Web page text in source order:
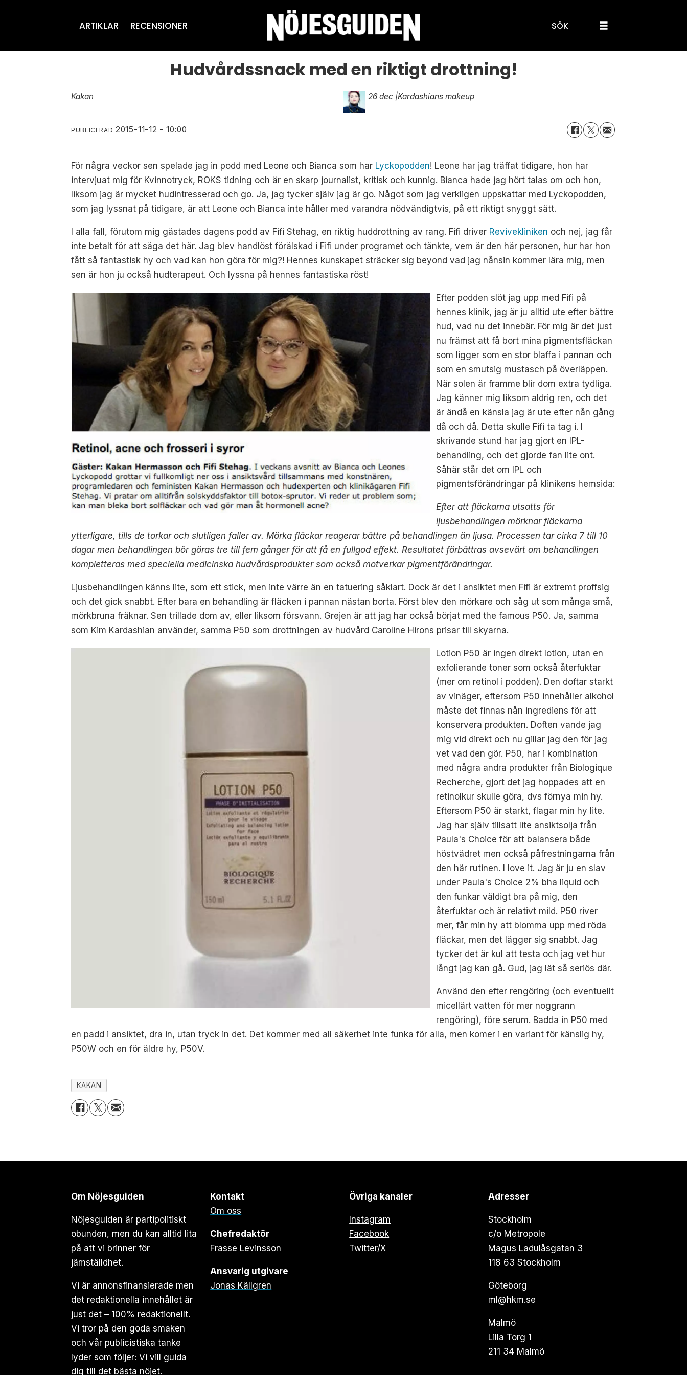
ARTIKLAR RECENSIONER SÖK
Hudvårdssnack med en riktigt drottning!
Kakan 26 dec |Kardashians makeup
PUBLICERAD 2015-11-12 - 10:00
För några veckor sen spelade jag in podd med Leone och Bianca som har Lyckopodden! Leone har jag träffat tidigare, hon har
intervjuat mig för Kvinnotryck, ROKS tidning och är en skarp journalist, kritisk och kunnig. Bianca hade jag hört talas om och hon,
liksom jag är mycket hudintresserad och go. Ja, jag tycker själv jag är go. Något som jag verkligen uppskattar med Lyckopodden,
som jag lyssnat på tidigare, är att Leone och Bianca inte håller med varandra nödvändigtvis, på ett riktigt snyggt sätt.
I alla fall, förutom mig gästades dagens podd av Fifi Stehag, en riktig huddrottning av rang. Fifi driver Revivekliniken och nej, jag får
inte betalt för att säga det här. Jag blev handlöst förälskad i Fifi under programet och tänkte, vem är den här personen, hur har hon
fått så fantastisk hy och vad kan hon göra för mig?! Hennes kunskapet sträcker sig beyond vad jag nånsin kommer lära mig, men
sen är hon ju också hudterapeut. Och lyssna på hennes fantastiska röst!
Efter podden slöt jag upp med Fifi på
hennes klinik, jag är ju alltid ute efter bättre
hud, vad nu det innebär. För mig är det just
nu främst att få bort mina pigmentsfläckan
som ligger som en stor blaffa i pannan och
som en smutsig mustasch på överläppen.
När solen är framme blir dom extra tydliga.
Jag känner mig liksom aldrig ren, och det
är ändå en känsla jag är ute efter nån gång
då och då. Detta skulle Fifi ta tag i. I
skrivande stund har jag gjort en IPL-
behandling, och det gjorde fan lite ont.
Såhär står det om IPL och
pigmentsförändringar på klinikens hemsida:
Efter att fläckarna utsatts för
ljusbehandlingen mörknar fläckarna
ytterligare, tills de torkar och slutligen faller av. Mörka fläckar reagerar bättre på behandlingen än ljusa. Processen tar cirka 7 till 10
dagar men behandlingen bör göras tre till fem gånger för att få en fullgod effekt. Resultatet förbättras avsevärt om behandlingen
kompletteras med speciella medicinska hudvårdsprodukter som också motverkar pigmentförändringar.
Ljusbehandlingen känns lite, som ett stick, men inte värre än en tatuering såklart. Dock är det i ansiktet men Fifi är extremt proffsig
och det gick snabbt. Efter bara en behandling är fläcken i pannan nästan borta. Först blev den mörkare och såg ut som många små,
mörkbruna fräknar. Sen trillade dom av, eller liksom försvann. Grejen är att jag har också börjat med the famous P50. Ja, samma
som Kim Kardashian använder, samma P50 som drottningen av hudvård Caroline Hirons prisar till skyarna.
Lotion P50 är ingen direkt lotion, utan en
exfolierande toner som också återfuktar
(mer om retinol i podden). Den doftar starkt
av vinäger, eftersom P50 innehåller alkohol
måste det finnas nån ingrediens för att
konservera produkten. Doften vande jag
mig vid direkt och nu gillar jag den för jag
vet vad den gör. P50, har i kombination
med några andra produkter från Biologique
Recherche, gjort det jag hoppades att en
retinolkur skulle göra, dvs förnya min hy.
Eftersom P50 är starkt, flagar min hy lite.
Jag har själv tillsatt lite ansiktsolja från
Paula's Choice för att balansera både
höstvädret men också påfrestningarna från
den här rutinen. I love it. Jag är ju en slav
under Paula's Choice 2% bha liquid och
den funkar väldigt bra på mig, den
återfuktar och är relativt mild. P50 river
mer, får min hy att blomma upp med röda
fläckar, men det lägger sig snabbt. Jag
tycker det är kul att testa och jag vet hur
långt jag kan gå. Gud, jag lät så seriös där.
Använd den efter rengöring (och eventuellt
micellärt vatten för mer noggrann
rengöring), före serum. Badda in P50 med
en padd i ansiktet, dra in, utan tryck in det. Det kommer med all säkerhet inte funka för alla, men komer i en variant för känslig hy,
P50W och en för äldre hy, P50V.
KAKAN
Om Nöjesguiden
Nöjesguiden är partipolitiskt
obunden, men du kan alltid lita
på att vi brinner för
jämställdhet.
Vi är annonsfinansierade men
det redaktionella innehållet är
just det – 100% redaktionellt.
Vi tror på den goda smaken
och vår publicistiska tanke
lyder som följer: Vi vill guida
dig till det bästa nöjet.
Kontakt
Om oss
Chefredaktör
Frasse Levinsson
Ansvarig utgivare
Jonas Källgren
Övriga kanaler
Instagram
Facebook
Twitter/X
Adresser
Stockholm
c/o Metropole
Magus Ladulåsgatan 3
118 63 Stockholm
Göteborg
ml@hkm.se
Malmö
Lilla Torg 1
211 34 Malmö